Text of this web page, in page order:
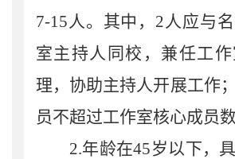
7-15人。其中， 2人应与
室主持人同校，兼任工
理，协助主持人开展工作
员不超过工作室核心成员
2.年龄在45岁以下，